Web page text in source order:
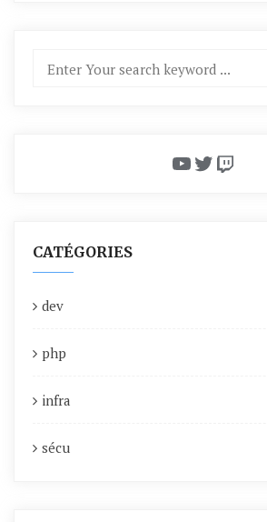
YouTube
Twitter
Twitch
CATÉGORIES
dev
php
infra
sécu